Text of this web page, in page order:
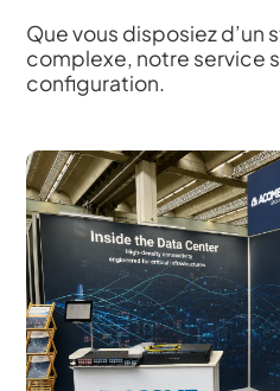
Que vous disposiez d’un
complexe, notre service
configuration.